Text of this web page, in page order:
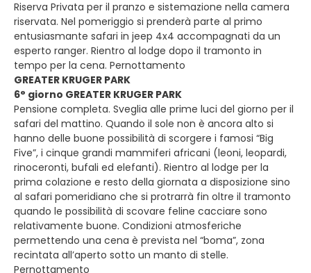
Riserva Privata per il pranzo e sistemazione nella camera
riservata. Nel pomeriggio si prenderà parte al primo
entusiasmante safari in jeep 4x4 accompagnati da un
esperto ranger. Rientro al lodge dopo il tramonto in
tempo per la cena. Pernottamento
GREATER KRUGER PARK
6° giorno GREATER KRUGER PARK
Pensione completa. Sveglia alle prime luci del giorno per il
safari del mattino. Quando il sole non è ancora alto si
hanno delle buone possibilità di scorgere i famosi “Big
Five”, i cinque grandi mammiferi africani (leoni, leopardi,
rinoceronti, bufali ed elefanti). Rientro al lodge per la
prima colazione e resto della giornata a disposizione sino
al safari pomeridiano che si protrarrà fin oltre il tramonto
quando le possibilità di scovare feline cacciare sono
relativamente buone. Condizioni atmosferiche
permettendo una cena è prevista nel “boma”, zona
recintata all’aperto sotto un manto di stelle.
Pernottamento